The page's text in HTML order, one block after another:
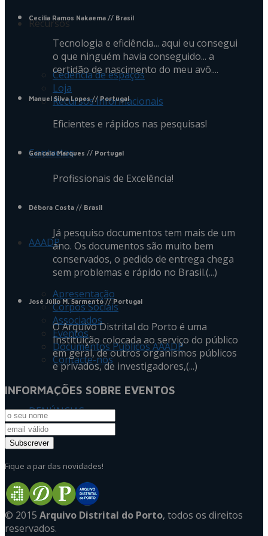
Recursos
Cedência de espaços
Loja
Recursos informacionais
Contactos
AAADP
Apresentação
Corpos Sociais
Associados
Eventos
Documentos Públicos AAADP
Contacte-nos
DENÚNCIAS
Cecilia Ramos Nakaema // Brasil
Tecnologia e eficiência... aqui eu consegui
o que ninguém havia conseguido... a
certidão de nascimento do meu avô....
Manuel Silva Lopes// Portugal
Eficientes e rápidos nas pesquisas!
Gonçalo Marques // Portugal
Profissionais de Excelência!
Débora Costa // Brasil
Já pesquiso documentos tem mais de um
ano. Os documentos são muito bem
conservados, o pedido de entrega chega
sem problemas e rápido no Brasil.(...)
José Júlio M. Sarmento // Portugal
O Arquivo Distrital do Porto é uma
Instituição colocada ao serviço do público
em geral, de outros organismos públicos
e privados, de investigadores,(...)
INFORMAÇÕES SOBRE EVENTOS
Fique a par das novidades!
© 2015 Arquivo Distrital do Porto, todos os direitos
reservados.